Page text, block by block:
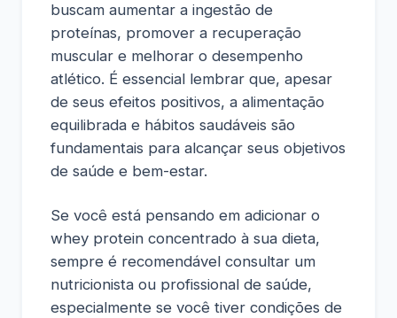
buscam aumentar a ingestão de
proteínas, promover a recuperação
muscular e melhorar o desempenho
atlético. É essencial lembrar que, apesar
de seus efeitos positivos, a alimentação
equilibrada e hábitos saudáveis são
fundamentais para alcançar seus objetivos
de saúde e bem-estar.
Se você está pensando em adicionar o
whey protein concentrado à sua dieta,
sempre é recomendável consultar um
nutricionista ou profissional de saúde,
especialmente se você tiver condições de